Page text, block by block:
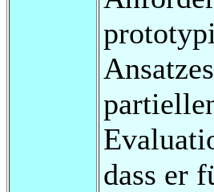
dass er